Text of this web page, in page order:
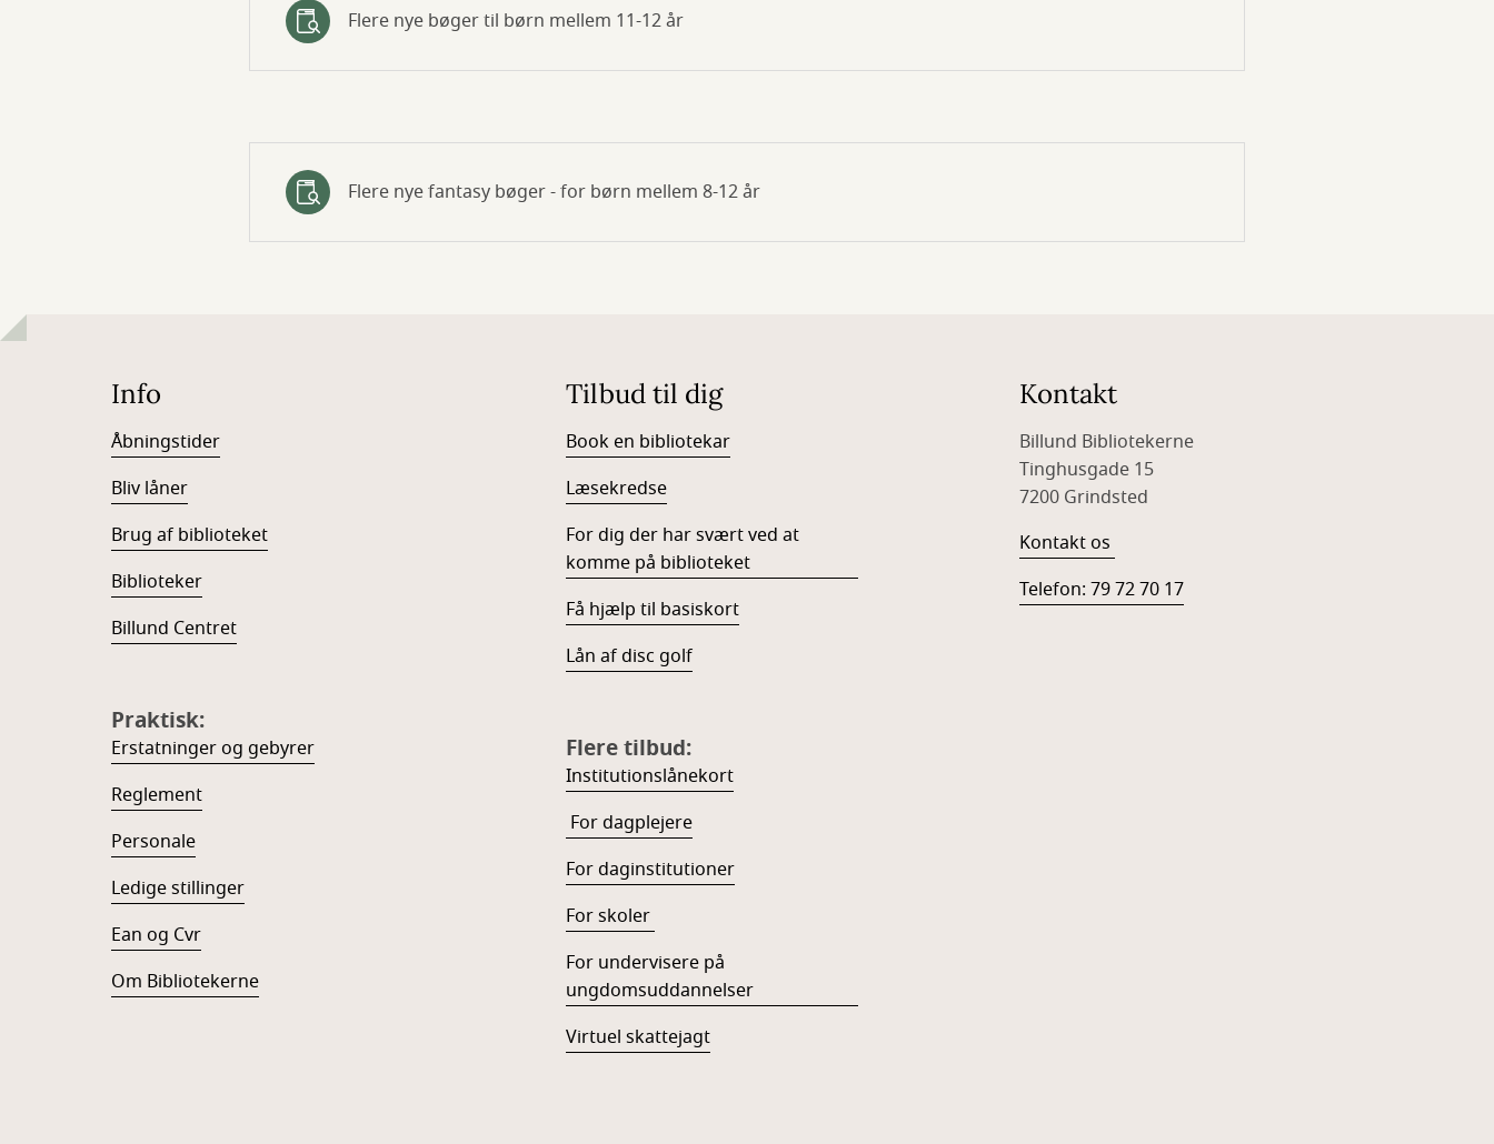
Flere nye bøger til børn mellem 11-12 år
Flere nye fantasy bøger - for børn mellem 8-12 år
Info
Åbningstider
Bliv låner
Brug af biblioteket
Biblioteker
Billund Centret
Praktisk:
Erstatninger og gebyrer
Reglement
Personale
Ledige stillinger
Ean og Cvr
Om Bibliotekerne
Tilbud til dig
Book en bibliotekar
Læsekredse
For dig der har svært ved at
komme på biblioteket
Få hjælp til basiskort
Lån af disc golf
Flere tilbud:
Institutionslånekort
For dagplejere
For daginstitutioner
For skoler
For undervisere på
ungdomsuddannelser
Virtuel skattejagt
Kontakt
Billund Bibliotekerne
Tinghusgade 15
7200 Grindsted
Kontakt os
Telefon: 79 72 70 17